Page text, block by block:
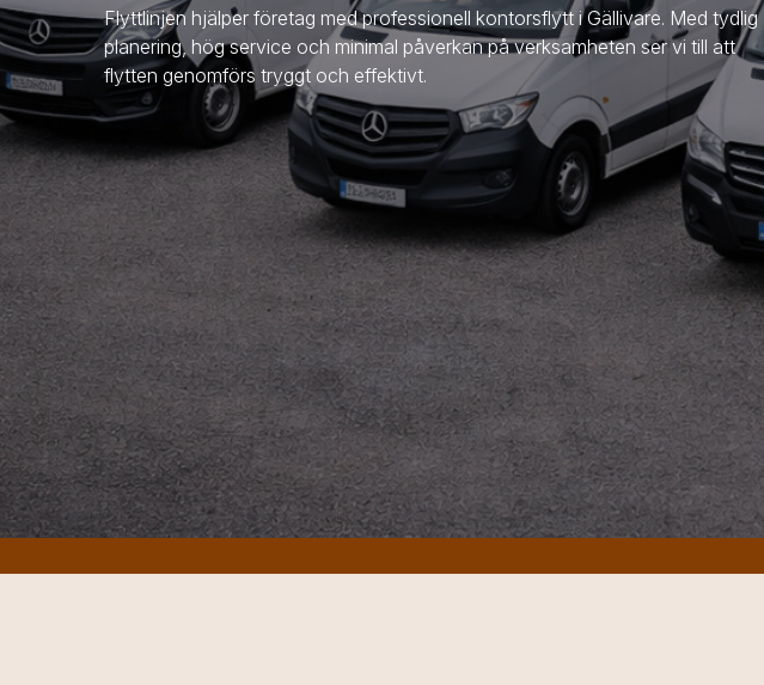
Flyttlinjen hjälper företag med professionell kontorsflytt i Gällivare. Med tydlig
planering, hög service och minimal påverkan på verksamheten ser vi till att
flytten genomförs tryggt och effektivt.